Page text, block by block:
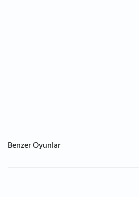
Benzer Oyunlar